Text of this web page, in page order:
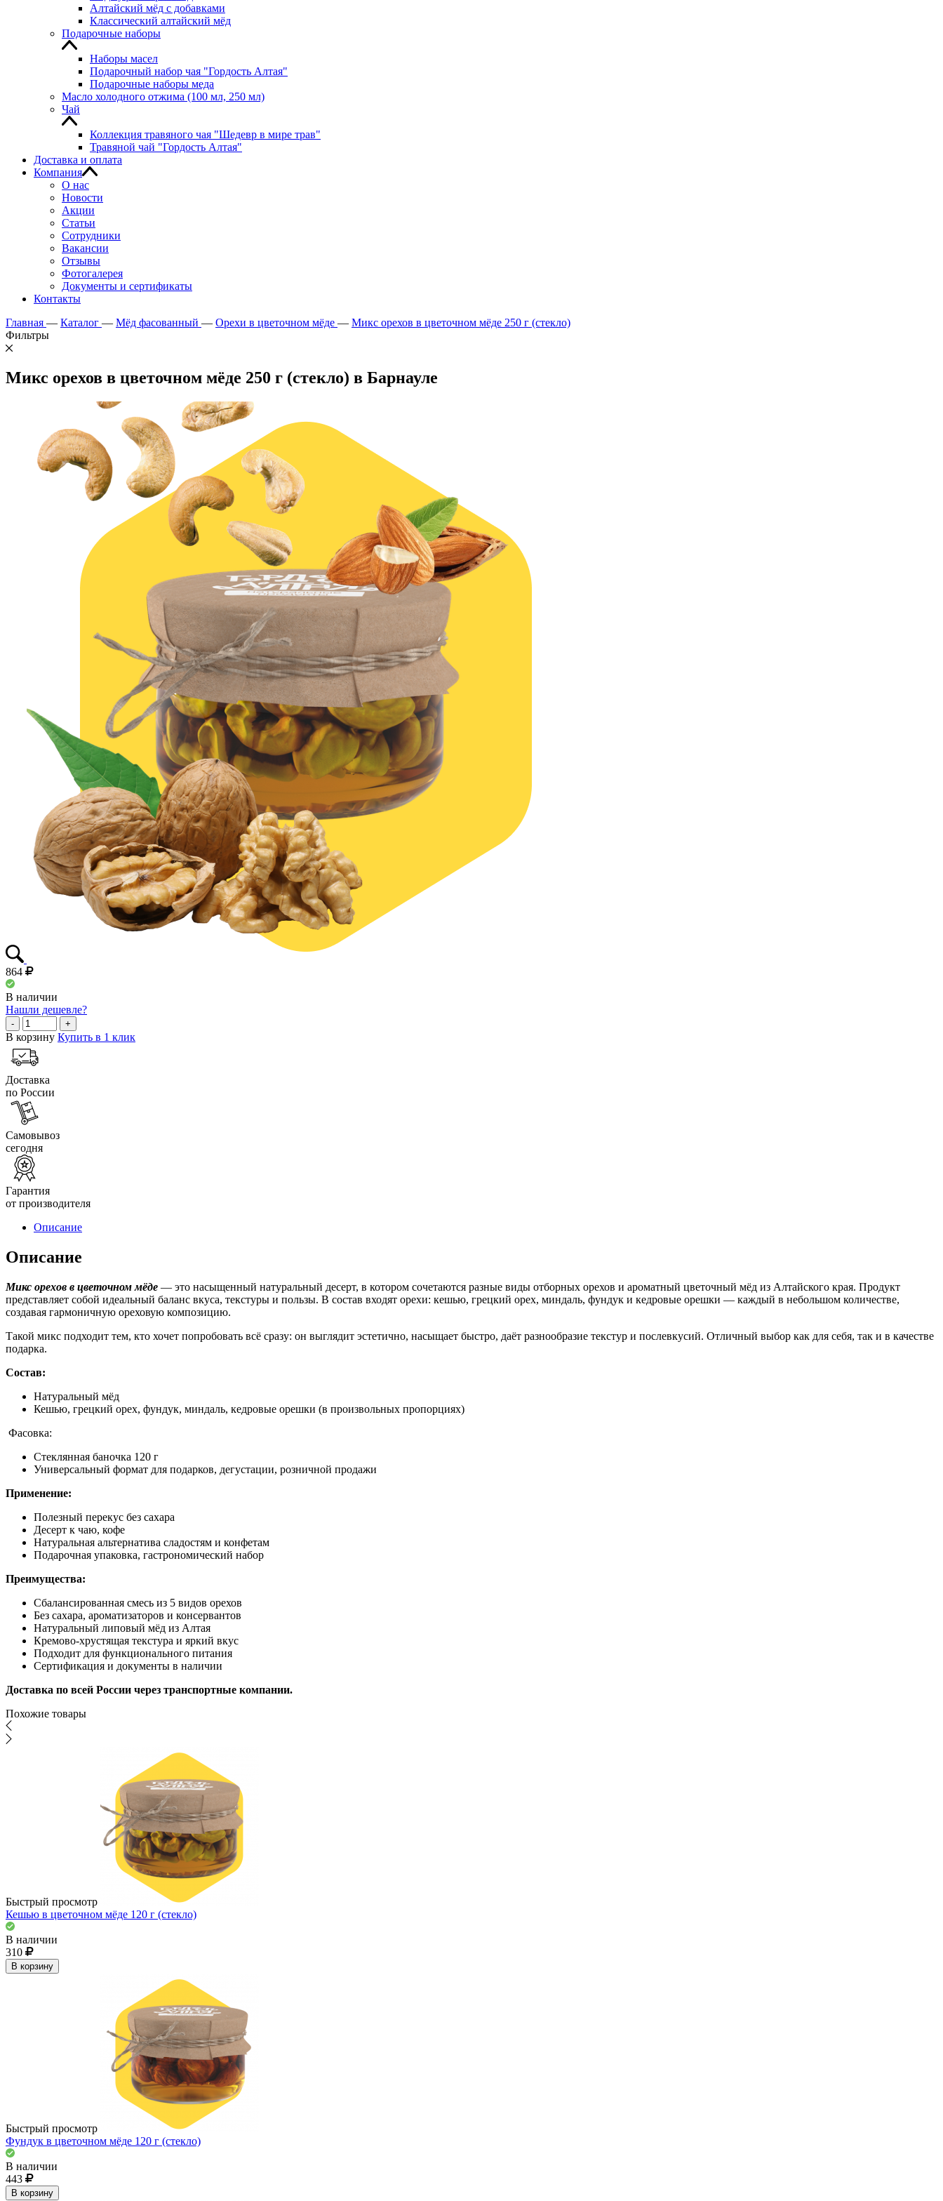
Алтайский мёд с добавками
Классический алтайский мёд
Подарочные наборы
Наборы масел
Подарочный набор чая "Гордость Алтая"
Подарочные наборы меда
Масло холодного отжима (100 мл, 250 мл)
Чай
Коллекция травяного чая "Шедевр в мире трав"
Травяной чай "Гордость Алтая"
Доставка и оплата
Компания
О нас
Новости
Акции
Статьи
Сотрудники
Вакансии
Отзывы
Фотогалерея
Документы и сертификаты
Контакты
Главная — Каталог — Мёд фасованный — Орехи в цветочном мёде — Микс орехов в цветочном мёде 250 г (стекло)
Фильтры
Микс орехов в цветочном мёде 250 г (стекло) в Барнауле
864
В наличии
Нашли дешевле?
- +
В корзину Купить в 1 клик
Доставка
по России
Самовывоз
сегодня
Гарантия
от производителя
Описание
Описание
Микс орехов в цветочном мёде — это насыщенный натуральный десерт, в котором сочетаются разные виды отборных орехов и ароматный цветочный мёд из Алтайского края. Продукт
представляет собой идеальный баланс вкуса, текстуры и пользы. В состав входят орехи: кешью, грецкий орех, миндаль, фундук и кедровые орешки — каждый в небольшом количестве,
создавая гармоничную ореховую композицию.
Такой микс подходит тем, кто хочет попробовать всё сразу: он выглядит эстетично, насыщает быстро, даёт разнообразие текстур и послевкусий. Отличный выбор как для себя, так и в качестве
подарка.
Состав:
Натуральный мёд
Кешью, грецкий орех, фундук, миндаль, кедровые орешки (в произвольных пропорциях)
Фасовка:
Стеклянная баночка 120 г
Универсальный формат для подарков, дегустации, розничной продажи
Применение:
Полезный перекус без сахара
Десерт к чаю, кофе
Натуральная альтернатива сладостям и конфетам
Подарочная упаковка, гастрономический набор
Преимущества:
Сбалансированная смесь из 5 видов орехов
Без сахара, ароматизаторов и консервантов
Натуральный липовый мёд из Алтая
Кремово-хрустящая текстура и яркий вкус
Подходит для функционального питания
Сертификация и документы в наличии
Доставка по всей России через транспортные компании.
Похожие товары
Быстрый просмотр
Кешью в цветочном мёде 120 г (стекло)
В наличии
310
В корзину
Быстрый просмотр
Фундук в цветочном мёде 120 г (стекло)
В наличии
443
В корзину